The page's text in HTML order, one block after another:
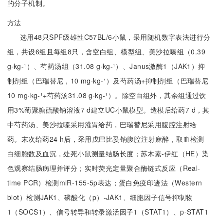
的分子机制。
方法
选用48只SPF级雄性C57BL/6小鼠，采用随机数字表法进行分
组，共设6组且每组8只，含空白组、模型组、美沙拉嗪组（0.39
g·kg-¹）、芍药汤组（31.08 g·kg-¹）、Janus激酶1（JAK1）抑
制剂组（巴瑞替尼，10 mg·kg-¹）及芍药汤+抑制剂组（巴瑞替尼
10 mg·kg-¹+芍药汤31.08 g·kg-¹）。除空白组外，其余组通过饮
用3%葡聚糖硫酸钠溶液7 d建立UC小鼠模型。造模后给药7 d，其
中芍药汤、美沙拉嗪采用灌胃给药，巴瑞替尼采用腹腔注射给
药。末次给药24 h后，采用戊巴比妥钠腹腔注射麻醉，取血检测
白细胞数及血沉，处死小鼠测量结肠长度；苏木素-伊红（HE）染
色观察结肠病理并评分；实时荧光定量聚合酶链式反应（Real-
time PCR）检测miR-155-5p表达；蛋白免疫印迹法（Western
blot）检测JAK1、磷酸化（p）-JAK1、细胞因子信号抑制物
1（SOCS1）、信号转导和转录激活因子1（STAT1）、p-STAT1